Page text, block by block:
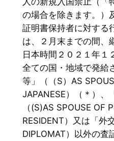
の場合を除きます。）
証明書保持者に対する
は、２月末までの間、
日本時間２０２１年１
全ての国・地域で発給
等」（（S）AS
JAPANESE）（＊）、
（(S)AS SPOUSE OF
RESIDENT）又は「外
DIPLOMAT）以外の査